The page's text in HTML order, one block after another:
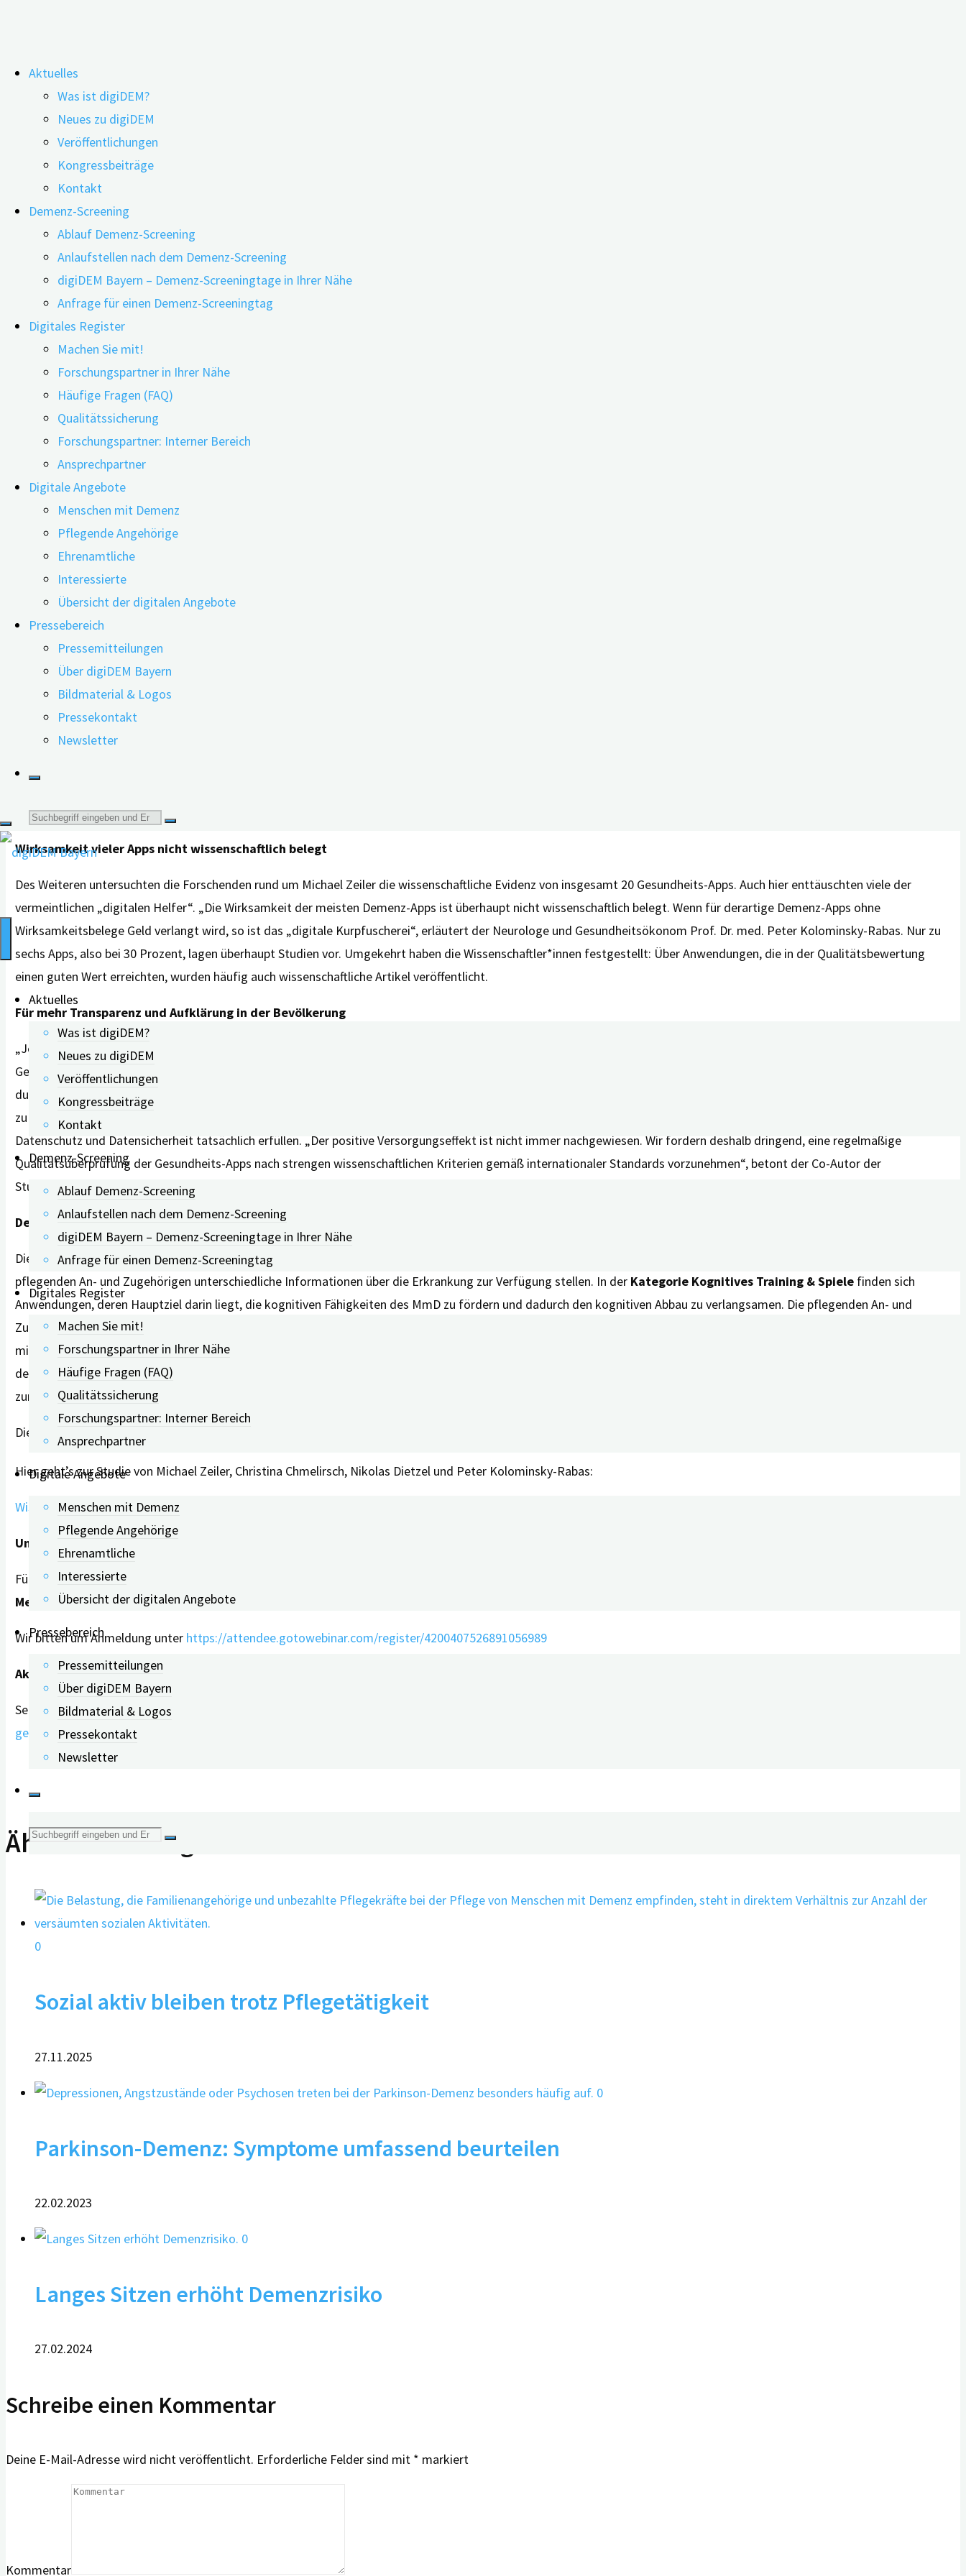
Inhalt
springen
Aktuelles
Was ist digiDEM?
Neues zu digiDEM
Veröffentlichungen
Kongressbeiträge
Kontakt
Demenz-Screening
Ablauf Demenz-Screening
Anlaufstellen nach dem Demenz-Screening
digiDEM Bayern – Demenz-Screeningtage in Ihrer Nähe
Anfrage für einen Demenz-Screeningtag
Digitales Register
Machen Sie mit!
Forschungspartner in Ihrer Nähe
Häufige Fragen (FAQ)
Qualitätssicherung
Forschungspartner: Interner Bereich
Ansprechpartner
Digitale Angebote
Menschen mit Demenz
Pflegende Angehörige
Ehrenamtliche
Interessierte
Übersicht der digitalen Angebote
Pressebereich
Pressemitteilungen
Über digiDEM Bayern
Bildmaterial & Logos
Pressekontakt
Newsletter
Suche
nach:
Aktuelles
Was ist digiDEM?
Neues zu digiDEM
Veröffentlichungen
Kongressbeiträge
Kontakt
Demenz-Screening
Ablauf Demenz-Screening
Anlaufstellen nach dem Demenz-Screening
digiDEM Bayern – Demenz-Screeningtage in Ihrer Nähe
Anfrage für einen Demenz-Screeningtag
Digitales Register
Machen Sie mit!
Forschungspartner in Ihrer Nähe
Häufige Fragen (FAQ)
Qualitätssicherung
Forschungspartner: Interner Bereich
Ansprechpartner
Digitale Angebote
Menschen mit Demenz
Pflegende Angehörige
Ehrenamtliche
Interessierte
Übersicht der digitalen Angebote
Pressebereich
Pressemitteilungen
Über digiDEM Bayern
Bildmaterial & Logos
Pressekontakt
Newsletter
Suche
digiDEM Bayern-Studie: Qualität der meisten Demenz-Apps ist
unzureichend
23.03.202310.01.2024
Ein Forschungsteam der FAU Erlangen-Nürnberg und des Digitalen Demenzregisters Bayern (digiDEM Bayern)
mit Demenz und für pflegende An- und Zugehörige auf wissenschaftliche Evidenz und Nutzerqualität bewertet und kommt zu zwei ernüchternden
Ergebnissen.Für die meisten Demenz-Apps, die auf dem sogenannten Selbstzahlermarkt zu haben sind, gibt es keine wissenschaftlichen Belege für deren
In Sachen Digitalisierung des Gesundheitssystems hat Deutschland massiven Nachholbedarf. Gleichzeitig erfreuen sich Digitale Gesundheitsanwendungen (DiGA) immer
größerer Beliebtheit. Sie lassen sich in App-Stores bequem herunterladen und unabhängig von Ort und Zeit benutzen. „Über eine mittelmäßige Gesamtqualität reichen viele
der Demenz-Apps nicht hinaus“, sagt Michael Zeiler, Medizininformatiker an der FAU Erlangen-Nürnberg und wissenschaftlicher Mitarbeiter im Projekt Digitales
Demenzregister Bayern (digiDEM Bayern). Das Ziel der Studie war es, den Nutzen deutschsprachiger, mobiler Gesundheitsanwendungen für Menschen mit Demenz (MmD) und
deren pflegende An- und Zugehörige zu bewerten.
Die Beurteilung der Nutzerqualität erfolgte dabei mit dem international anerkannten Bewertungsinstrument MARS-D („Mobile App Rating Scale“, deutsche Version). Kriterien
schädlichen Effekten wie etwa falsche Rückmeldungen und unkorrekte Informationen.“
Wirksamkeit vieler Apps nicht wissenschaftlich belegt
Des Weiteren untersuchten die Forschenden rund um Michael Zeiler die wissenschaftliche Evidenz von insgesamt 20 Gesundheits-Apps. Auch hier enttäuschten viele der
vermeintlichen „digitalen Helfer“. „Die Wirksamkeit der meisten Demenz-Apps ist überhaupt nicht wissenschaftlich belegt. Wenn für derartige Demenz-Apps ohne
Wirksamkeitsbelege Geld verlangt wird, so ist das „digitale Kurpfuscherei“, erläutert der Neurologe und Gesundheitsökonom Prof. Dr. med. Peter Kolominsky-Rabas. Nur zu
sechs Apps, also bei 30 Prozent, lagen überhaupt Studien vor. Umgekehrt haben die Wissenschaftler*innen festgestellt: Über Anwendungen, die in der Qualitätsbewertung
einen guten Wert erreichten, wurden häufig auch wissenschaftliche Artikel veröffentlicht.
Für mehr Transparenz und Aufklärung in der Bevölkerung
„Je besser Gesundheits-Apps erforscht sind, desto besser gelingt die Gesundheitsversorgung und desto transparenter gestaltet sich der Markt der Digitalen
Gesundheitsanwendungen“, weiß Michael Zeiler. Bis auf wenige Ausnahmen zählen Gesundheits-Apps nicht als Medizinprodukte. Eine App muss zunächst ein Prüfverfahren
durchlaufen, um vom Bundesamt für Arzneimittel- und Medizinprodukte (BfArM) als Digitale Gesundheitsanwendung in das entsprechende Verzeichnis aufgenommen
zu werden. Auf diese Weise soll die Transparenz auf dem Markt gesteigert werden, welche Anwendungen die Anforderungen an Sicherheit, Funktionstauglichkeit, Qualität,
Datenschutz und Datensicherheit tatsächlich erfüllen. „Der positive Versorgungseffekt ist nicht immer nachgewiesen. Wir fordern deshalb dringend, eine regelmäßige
Qualitätsüberprüfung der Gesundheits-Apps nach strengen wissenschaftlichen Kriterien gemäß internationaler Standards vorzunehmen“, betont der Co-Autor der
Studie, Prof. Dr. med. Peter Kolominsky-Rabas.
Demenz-Apps in vier Kategorien
Die untersuchten Apps haben die Wissenschaftler*innen in vier Kategorien eingeordnet. Die
pflegenden An- und Zugehörigen unterschiedliche Informationen über die Erkrankung zur Verfügung stellen. In der Kategorie Kognitives Training & Spiele finden sich
Anwendungen, deren Hauptziel darin liegt, die kognitiven Fähigkeiten des MmD zu fördern und dadurch den kognitiven Abbau zu verlangsamen. Die pflegenden An- und
Zugehörigen erhalten teilweise Trainingsideen, die ohne digitale Anwendungen gemeinsam durchgeführt werden können. Die Apps der
mit Hilfe unterschiedlicher Tests kognitive Beeinträchtigungen festzustellen und den Anwendern bei einem entsprechenden Verdacht eine Arztkonsultation vorzuschlagen. In
der
Kategorie Unterstützungsmaßnahmen
zum Beispiel in einem Chatroom Bilder und Ereignisse miteinander geteilt werden können.
Die Studie ist am 6. März 2023 in der Zeitschrift für Evidenz, Fortbildung und Qualität im Gesundheitswesen (ZEFQ) erschienen
Hier geht’s zur Studie von Michael Zeiler, Christina Chmelirsch, Nikolas Dietzel und Peter Kolominsky-Rabas:
Wissenschaftliche Evidenz und Nutzerqualität von Mobile-Health-Anwendungen für Menschen mit kognitiven Beeinträchtigungen und deren Angehörige
Unser Webinar-Tipp:
Für alle, die sich für Demenz-Apps interessieren, findet am Dienstag, 28. März 2023 von 11.00 bis 11.45 Uhr unter dem Titel
Menschen mit Demenz und pflegende An- und Zugehörige
Wir bitten um Anmeldung unter https://attendee.gotowebinar.com/register/4200407526891056989
Aktualisierung:
Sehen Sie sich gerne die Aufzeichnung des Webinars
gelangen Sie zum Mitschnitt.
Ähnliche Beiträge
0
Sozial aktiv bleiben trotz Pflegetätigkeit
27.11.2025
0
Parkinson-Demenz: Symptome umfassend beurteilen
22.02.2023
0
Langes Sitzen erhöht Demenzrisiko
27.02.2024
Schreibe einen Kommentar
Deine E-Mail-Adresse wird nicht veröffentlicht. Erforderliche Felder sind mit * markiert
Kommentar